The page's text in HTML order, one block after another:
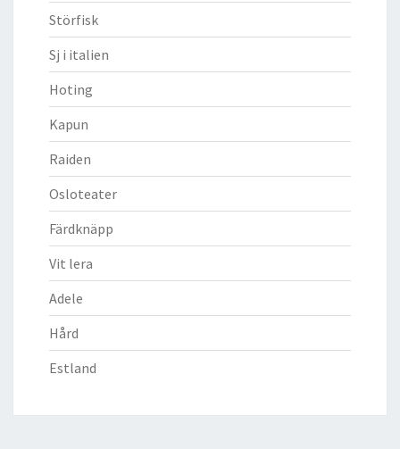
Störfisk
Sj i italien
Hoting
Kapun
Raiden
Osloteater
Färdknäpp
Vit lera
Adele
Hård
Estland